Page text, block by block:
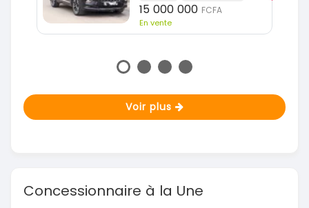
15 000 000 FCFA
En vente
Voir plus
Concessionnaire à la Une